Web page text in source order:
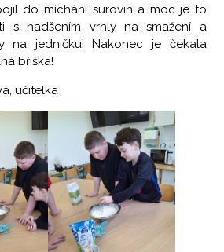
do míchání surovin a moc je to
s nadšením vrhly na smažení a
na jedničku! Nakonec je čekala
bříška!
učitelka